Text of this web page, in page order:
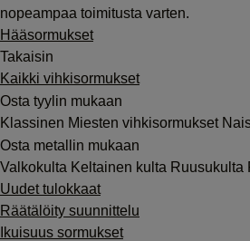
nopeampaa toimitusta varten.
Hääsormukset
Takaisin
Kaikki vihkisormukset
Osta tyylin mukaan
Klassinen Miesten vihkisormukset
Osta metallin mukaan
Valkokulta Keltainen kulta Ruusukulta
Uudet tulokkaat
Räätälöity suunnittelu
Ikuisuus sormukset